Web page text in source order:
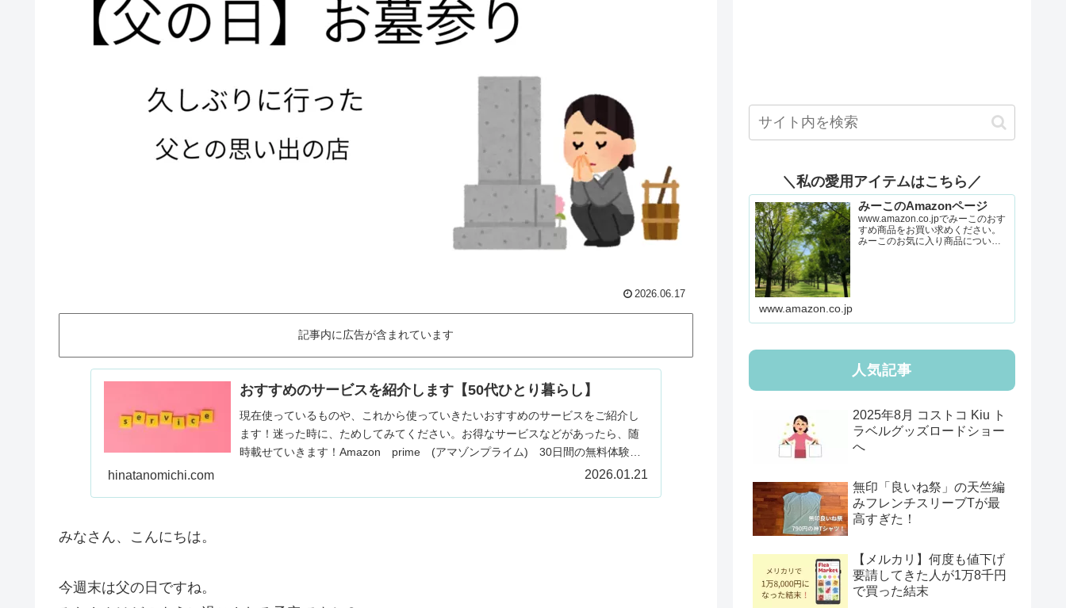
2026.06.17
記事内に広告が含まれています
おすすめのサービスを紹介します【50代ひとり暮らし】
現在使っているものや、これから使っていきたいおすすめのサービスをご紹介し
ます！迷った時に、ためしてみてください。お得なサービスなどがあったら、随
時載せていきます！Amazon prime (アマゾンプライム) 30日間の無料体験が
hinatanomichi.com 2026.01.21
みなさん、こんにちは。
今週末は父の日ですね。
＼私の愛用アイテムはこちら／
みーこのAmazonページ
www.amazon.co.jpでみーこのおす
すめ商品をお買い求めください。
みーこのお気に入り商品について
www.amazon.co.jp
人気記事
2025年8月 コストコ Kiu ト
ラベルグッズロードショー
へ
無印「良いね祭」の天竺編
みフレンチスリーブTが最
高すぎた！
【メルカリ】何度も値下げ
要請してきた人が1万8千円
で買った結末